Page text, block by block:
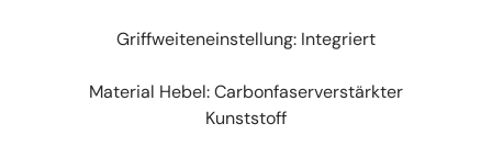
Griffweiteneinstellung: Integriert
Material Hebel: Carbonfaserverstärkter
Kunststoff